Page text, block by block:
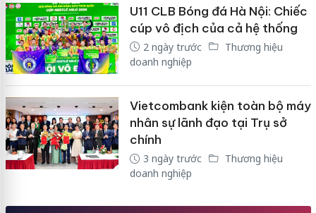
U11 CLB Bóng đá Hà Nội: Chiếc
cúp vô địch của cả hệ thống
2 ngày trước
Thương hiệu
doanh nghiệp
Vietcombank kiện toàn bộ máy
nhân sự lãnh đạo tại Trụ sở
chính
3 ngày trước
Thương hiệu
doanh nghiệp